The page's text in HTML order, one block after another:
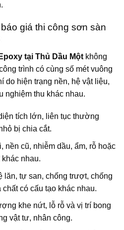
giá thi công sơn sàn
tại Thủ Dầu Một không
trình có cùng số mét vuông
do hiện trạng nền, hệ vật liệu,
nghiệm thu khác nhau.
tích lớn, liên tục thường
bị chia cắt.
nền cũ, nhiễm dầu, ẩm, rỗ hoặc
nhau.
lăn, tự san, chống trượt, chống
có cấu tạo khác nhau.
khe nứt, lỗ rỗ và vị trí bong
vật tư, nhân công.